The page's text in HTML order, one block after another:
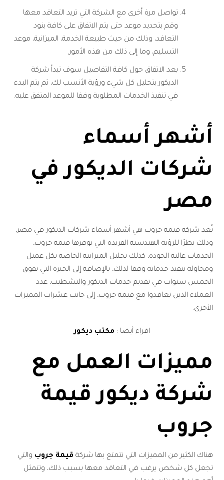
تواصل مرة أخرى مع الشركة التي تريد التعاقد معها
وقم بتحديد موعد حتى يتم الاتفاق على كافة بنود
التعاقد، وذلك من حيث طبيعة الخدمة، الميزانية، موعد
التسليم، وما إلى ذلك من هذه الأمور.
بعد الاتفاق حول كافة التفاصيل سوف تبدأ شركة
الديكور بتحليل كل شيء ورؤية الأنسب لك، ثم يتم البدء
في تنفيذ الخدمات المطلوبة وفقا للموعد المتفق عليه.
أشهر أسماء
شركات الديكور في
مصر
تُعد شركة قيمة جروب هي أشهر أسماء شركات الديكور في مصر،
وذلك نظرًا للرؤية الهندسية الفريدة التي توفرها قيمة جروب،
الخدمات عالية الجودة، كذلك تحليل الميزانية الخاصة بكل عميل
ومحاولة تنفيذ خدماته وفقا لذلك، بالإضافة إلى الخبرة التي تفوق
الخمس سنوات في تقديم خدمات الديكور والتشطيب، عدد
العملاء الذين تعاقدوا مع قيمة جروب، إلى جانب عشرات المميزات
الأخرى.
اقراء أيضا : مكتب ديكور
مميزات العمل مع
شركة ديكور قيمة
جروب
هناك الكثير من المميزات التي تتمتع بها شركة قيمة جروب والتي
تجعل كل شخص يرغب في التعاقد معها بسبب ذلك، وتتمثل